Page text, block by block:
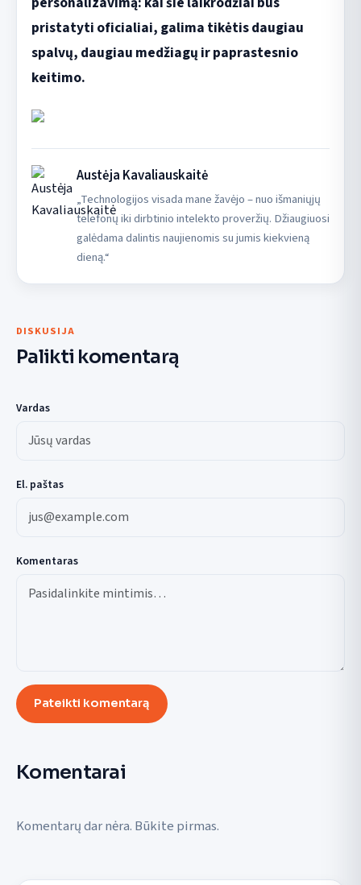
pristatyti oficialiai, galima tikėtis daugiau
spalvų, daugiau medžiagų ir paprastesnio
keitimo.
Austėja Kavaliauskaitė
„Technologijos visada mane žavėjo – nuo išmaniųjų
telefonų iki dirbtinio intelekto proveržių. Džiaugiuosi
galėdama dalintis naujienomis su jumis kiekvieną
dieną.“
DISKUSIJA
Palikti komentarą
Vardas
El. paštas
Komentaras
Pateikti komentarą
Komentarai
Komentarų dar nėra. Būkite pirmas.